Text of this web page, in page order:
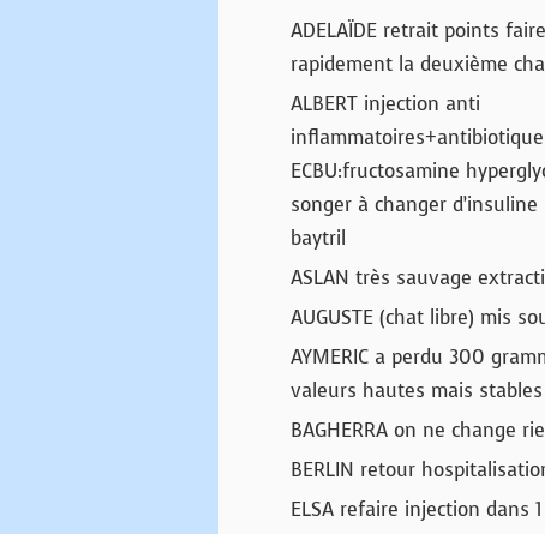
ADELAÏDE retrait points faire
rapidement la deuxième
ALBERT injection anti
ECBU:fructosamine
songer à changer d’insuline
baytril
ASLAN très sauvage
AUGUSTE (chat libre) mis
AYMERIC a perdu 300
valeurs hautes mais stables
BAGHERRA on ne change
BERLIN retour
ELSA refaire injection dans